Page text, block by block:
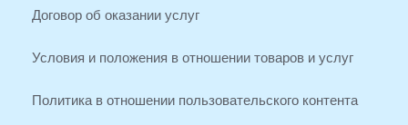
Договор об оказании услуг
Условия и положения в отношении товаров и услуг
Политика в отношении пользовательского контента